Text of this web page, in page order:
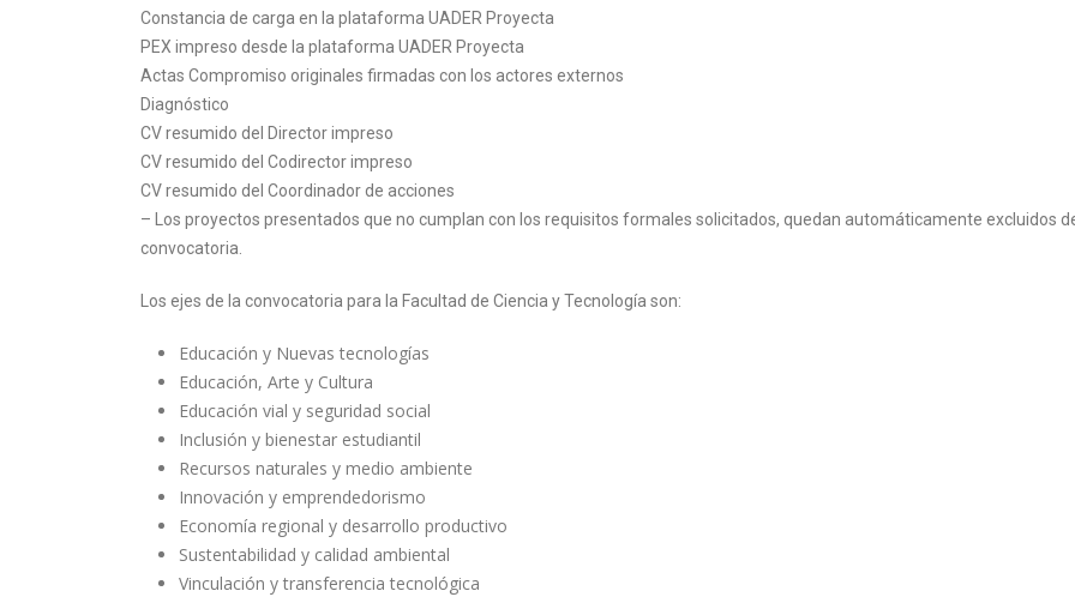
Constancia de carga en la plataforma UADER Proyecta
PEX impreso desde la plataforma UADER Proyecta
Actas Compromiso originales firmadas con los actores externos
Diagnóstico
CV resumido del Director impreso
CV resumido del Codirector impreso
CV resumido del Coordinador de acciones
– Los proyectos presentados que no cumplan con los requisitos formales solicitados, quedan automáticamente excluidos
convocatoria.
Los ejes de la convocatoria para la Facultad de Ciencia y Tecnología son:
Educación y Nuevas tecnologías
Educación, Arte y Cultura
Educación vial y seguridad social
Inclusión y bienestar estudiantil
Recursos naturales y medio ambiente
Innovación y emprendedorismo
Economía regional y desarrollo productivo
Sustentabilidad y calidad ambiental
Vinculación y transferencia tecnológica